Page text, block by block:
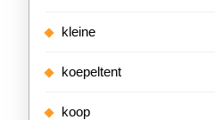
kleine
koepeltent
koop